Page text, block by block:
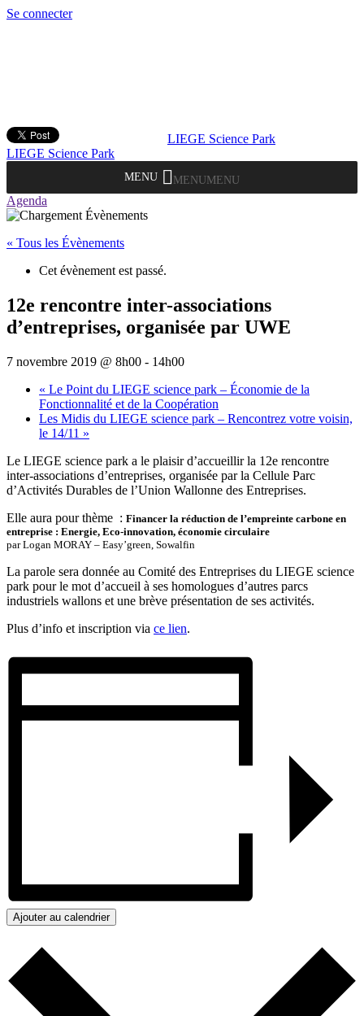
Se connecter
LIEGE Science Park
LIEGE Science Park
MENU MENU
Agenda
« Tous les Évènements
Cet évènement est passé.
12e rencontre inter-associations
d’entreprises, organisée par UWE
7 novembre 2019 @ 8h00 - 14h00
« Le Point du LIEGE science park – Économie de la
Fonctionnalité et de la Coopération
Les Midis du LIEGE science park – Rencontrez votre voisin,
le 14/11 »
Le LIEGE science park a le plaisir d’accueillir la 12e rencontre
inter-associations d’entreprises, organisée par la Cellule Parc
d’Activités Durables de l’Union Wallonne des Entreprises.
Elle aura pour thème : Financer la réduction de l’empreinte carbone en
entreprise : Energie, Eco-innovation, économie circulaire
par Logan MORAY – Easy’green, Sowalfin
La parole sera donnée au Comité des Entreprises du LIEGE science
park pour le mot d’accueil à ses homologues d’autres parcs
industriels wallons et une brève présentation de ses activités.
Plus d’info et inscription via ce lien.
Ajouter au calendrier